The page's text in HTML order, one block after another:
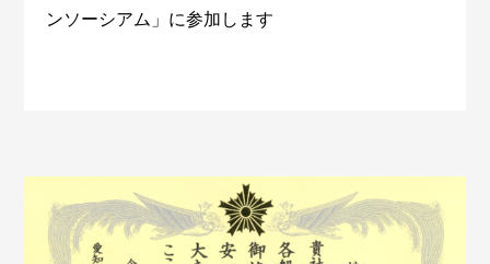
ンソーシアム」に参加します